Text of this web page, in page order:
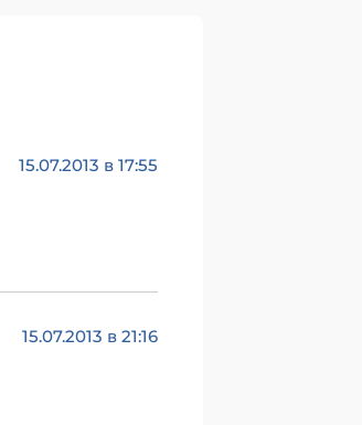
15.07.2013 в 17:55
15.07.2013 в 21:16